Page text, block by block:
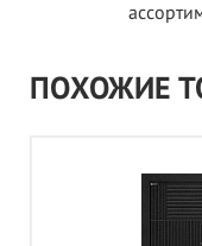
ПОХОЖИЕ